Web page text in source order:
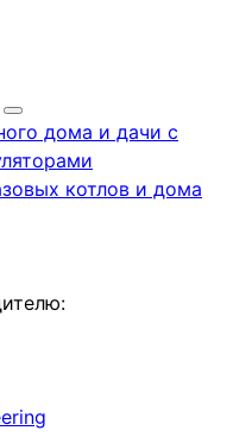
дома и дачи с
котлов и дома